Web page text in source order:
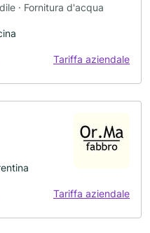
· Fornitura d'acqua
Tariffa aziendale
Tariffa aziendale